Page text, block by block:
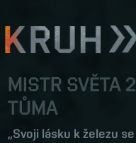
MISTR SVĚTA
TŮMA
„Svoji lásku k železu